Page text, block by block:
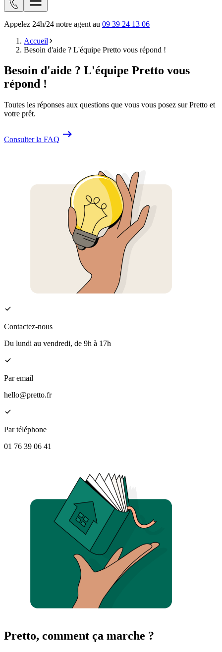
Appelez 24h/24 notre agent au 09 39 24 13 06
Accueil
Besoin d'aide ? L'équipe Pretto vous répond !
Besoin d'aide ? L'équipe Pretto vous
répond !
Toutes les réponses aux questions que vous vous posez sur Pretto et
votre prêt.
Consulter la FAQ
Contactez-nous
Du lundi au vendredi, de 9h à 17h
Par email
hello@pretto.fr
Par téléphone
01 76 39 06 41
Pretto, comment ça marche ?